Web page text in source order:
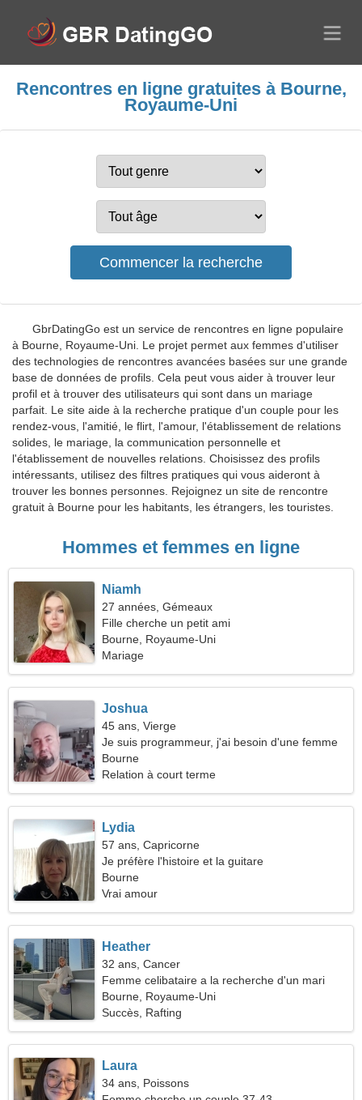
Rencontres en ligne gratuites à Bourne,
Royaume-Uni
GbrDatingGo est un service de rencontres en ligne populaire
à Bourne, Royaume-Uni. Le projet permet aux femmes d'utiliser
des technologies de rencontres avancées basées sur une grande
base de données de profils. Cela peut vous aider à trouver leur
profil et à trouver des utilisateurs qui sont dans un mariage
parfait. Le site aide à la recherche pratique d'un couple pour les
rendez-vous, l'amitié, le flirt, l'amour, l'établissement de relations
solides, le mariage, la communication personnelle et
l'établissement de nouvelles relations. Choisissez des profils
intéressants, utilisez des filtres pratiques qui vous aideront à
trouver les bonnes personnes. Rejoignez un site de rencontre
gratuit à Bourne pour les habitants, les étrangers, les touristes.
Hommes et femmes en ligne
Niamh
27 années, Gémeaux
Fille cherche un petit ami
Bourne, Royaume-Uni
Mariage
Joshua
45 ans, Vierge
Je suis programmeur, j'ai besoin d'une femme
pleine d'esprit
Bourne
Relation à court terme
Lydia
57 ans, Capricorne
Je préfère l'histoire et la guitare
Bourne
Vrai amour
Heather
32 ans, Cancer
Femme celibataire a la recherche d'un mari
Bourne, Royaume-Uni
Succès, Rafting
Laura
34 ans, Poissons